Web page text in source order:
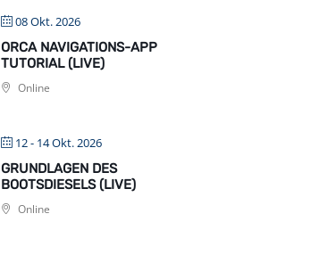
08 Okt. 2026
ORCA NAVIGATIONS-APP
TUTORIAL (LIVE)
Online
12 - 14 Okt. 2026
GRUNDLAGEN DES
BOOTSDIESELS (LIVE)
Online